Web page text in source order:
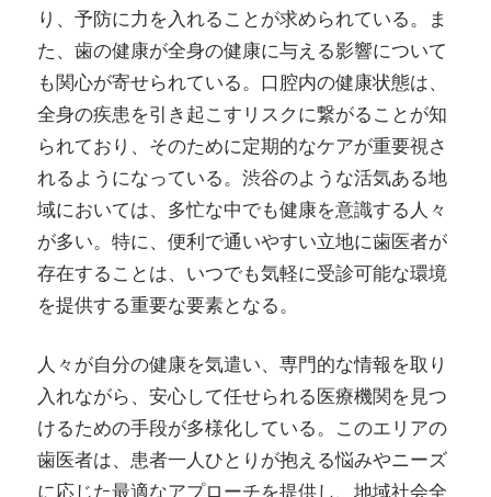
り、予防に力を入れることが求められている。ま
た、歯の健康が全身の健康に与える影響について
も関心が寄せられている。口腔内の健康状態は、
全身の疾患を引き起こすリスクに繋がることが知
られており、そのために定期的なケアが重要視さ
れるようになっている。渋谷のような活気ある地
域においては、多忙な中でも健康を意識する人々
が多い。特に、便利で通いやすい立地に歯医者が
存在することは、いつでも気軽に受診可能な環境
を提供する重要な要素となる。
人々が自分の健康を気遣い、専門的な情報を取り
入れながら、安心して任せられる医療機関を見つ
けるための手段が多様化している。このエリアの
歯医者は、患者一人ひとりが抱える悩みやニーズ